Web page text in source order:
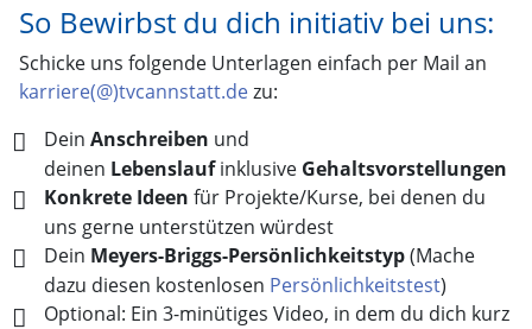
So Bewirbst du dich initiativ bei uns:
Schicke uns folgende Unterlagen einfach per Mail an
karriere(@)tvcannstatt.dezu:
Dein Anschreiben und
deinen Lebenslaufinklusive Gehaltsvorstellungen
Konkrete Ideen für Projekte/Kurse, bei denen du
uns gerne unterstützen würdest
Dein Meyers-Briggs-Persönlichkeitstyp(Mache
dazu diesen kostenlosen Persönlichkeitstest)
Optional: Ein 3-minütiges Video, in dem du dich kurz